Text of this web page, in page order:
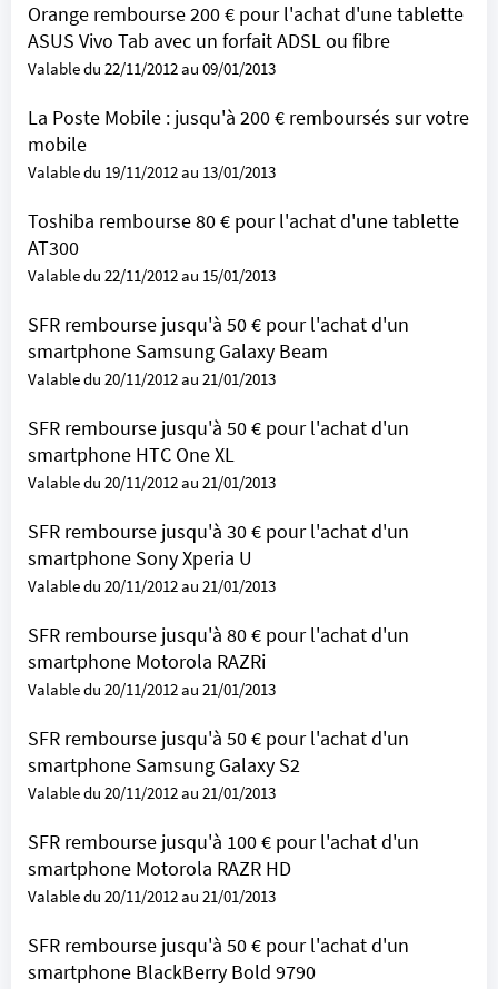
Orange rembourse 200 € pour l'achat d'une tablette
ASUS Vivo Tab avec un forfait ADSL ou fibre
Valable du 22/11/2012 au 09/01/2013
La Poste Mobile : jusqu'à 200 € remboursés sur votre
mobile
Valable du 19/11/2012 au 13/01/2013
Toshiba rembourse 80 € pour l'achat d'une tablette
AT300
Valable du 22/11/2012 au 15/01/2013
SFR rembourse jusqu'à 50 € pour l'achat d'un
smartphone Samsung Galaxy Beam
Valable du 20/11/2012 au 21/01/2013
SFR rembourse jusqu'à 50 € pour l'achat d'un
smartphone HTC One XL
Valable du 20/11/2012 au 21/01/2013
SFR rembourse jusqu'à 30 € pour l'achat d'un
smartphone Sony Xperia U
Valable du 20/11/2012 au 21/01/2013
SFR rembourse jusqu'à 80 € pour l'achat d'un
smartphone Motorola RAZRi
Valable du 20/11/2012 au 21/01/2013
SFR rembourse jusqu'à 50 € pour l'achat d'un
smartphone Samsung Galaxy S2
Valable du 20/11/2012 au 21/01/2013
SFR rembourse jusqu'à 100 € pour l'achat d'un
smartphone Motorola RAZR HD
Valable du 20/11/2012 au 21/01/2013
SFR rembourse jusqu'à 50 € pour l'achat d'un
smartphone BlackBerry Bold 9790